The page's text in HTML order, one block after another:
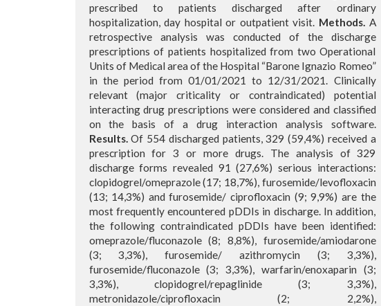
prescribed to patients discharged after ordinary
hospitalization, day hospital or outpatient visit. Methods.A
retrospective analysis was conducted of the discharge
prescriptions of patients hospitalized from two Operational
Units of Medical area of the Hospital “Barone Ignazio Romeo”
in the period from 01/01/2021 to 12/31/2021. Clinically
relevant (major criticality or contraindicated) potential
interacting drug prescriptions were considered and classified
on the basis of a drug interaction analysis software.
Results.Of 554 discharged patients, 329 (59,4%) received a
prescription for 3 or more drugs. The analysis of 329
discharge forms revealed 91 (27,6%) serious interactions:
clopidogrel/omeprazole (17; 18,7%), furosemide/levofloxacin
(13; 14,3%) and furosemide/ ciprofloxacin (9; 9,9%) are the
most frequently encountered pDDIs in discharge. In addition,
the following contraindicated pDDIs have been identified:
omeprazole/fluconazole (8; 8,8%), furosemide/amiodarone
(3; 3,3%), furosemide/ azithromycin (3; 3,3%),
furosemide/fluconazole (3; 3,3%), warfarin/enoxaparin (3;
3,3%), clopidogrel/repaglinide (3; 3,3%),
metronidazole/ciprofloxacin (2; 2,2%),